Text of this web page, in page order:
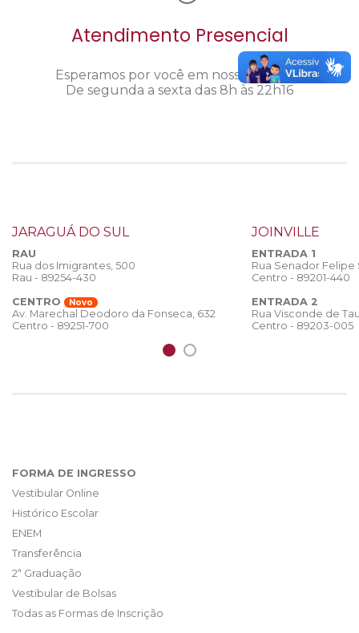
Atendimento Presencial
Esperamos por você em nosso câmpus.
De segunda a sexta das 8h às 22h16
JARAGUÁ DO SUL
RAU
Rua dos Imigrantes, 500
Rau - 89254-430
CENTRO
Novo
Av. Marechal Deodoro da Fonseca, 632
Centro - 89251-700
JOINVILLE
ENTRADA 1
Rua Senador
Centro - 89201-440
ENTRADA 2
Rua Visconde de
Centro - 89203-005
FORMA DE INGRESSO
Vestibular Online
Histórico Escolar
ENEM
Transferência
2ª Graduação
Vestibular de Bolsas
Todas as Formas de Inscrição